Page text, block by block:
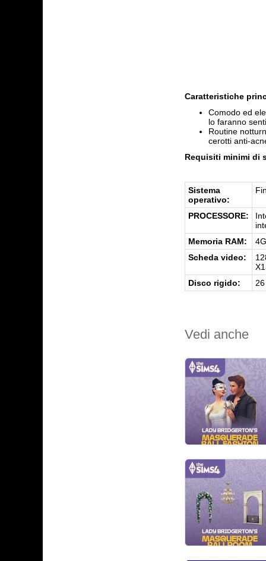
Caratteristiche
Comodo ed
lo faranno
Routine
cerotti anti-
Requisiti minimi di
Sistema
operativo:
PROCESSORE:
Memoria RAM:
Scheda video:
Disco rigido:
Vedi anche